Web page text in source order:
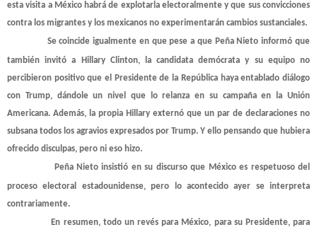
esta visita a México habrá de explotarla electoralmente y que sus convicciones
contra los migrantes y los mexicanos no experimentarán cambios sustanciales.
Se coincide igualmente en que pese a que Peña Nieto informó que
también invitó a Hillary Clinton, la candidata demócrata y su equipo no
percibieron positivo que el Presidente de la República haya entablado diálogo
con Trump, dándole un nivel que lo relanza en su campaña en la Unión
Americana. Además, la propia Hillary externó que un par de declaraciones no
subsana todos los agravios expresados por Trump. Y ello pensando que hubiera
ofrecido disculpas, pero ni eso hizo.
Peña Nieto insistió en su discurso que México es respetuoso del
proceso electoral estadounidense, pero lo acontecido ayer se interpreta
contrariamente.
En resumen, todo un revés para México, para su Presidente, para